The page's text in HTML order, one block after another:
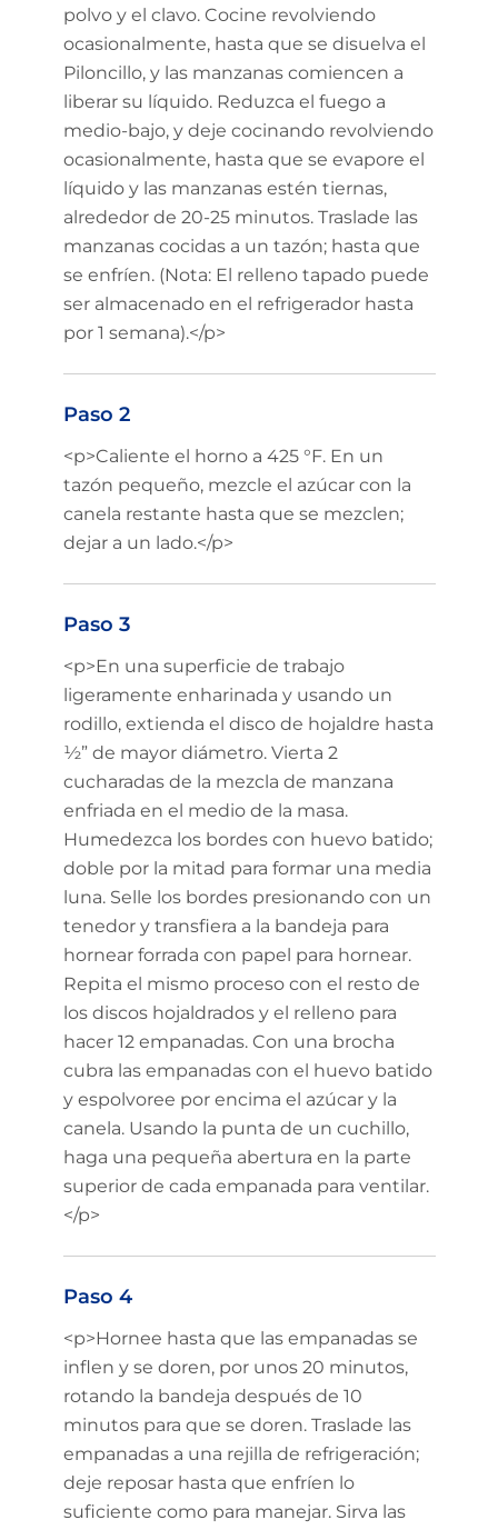
polvo y el clavo. Cocine revolviendo
ocasionalmente, hasta que se disuelva el
Piloncillo, y las manzanas comiencen a
liberar su líquido. Reduzca el fuego a
medio-bajo, y deje cocinando revolviendo
ocasionalmente, hasta que se evapore el
líquido y las manzanas estén tiernas,
alrededor de 20-25 minutos. Traslade las
manzanas cocidas a un tazón; hasta que
se enfríen. (Nota: El relleno tapado puede
ser almacenado en el refrigerador hasta
por 1 semana).</p>
Paso 2
<p>Caliente el horno a 425 °F. En un
tazón pequeño, mezcle el azúcar con la
canela restante hasta que se mezclen;
dejar a un lado.</p>
Paso 3
<p>En una superficie de trabajo
ligeramente enharinada y usando un
rodillo, extienda el disco de hojaldre hasta
½” de mayor diámetro. Vierta 2
cucharadas de la mezcla de manzana
enfriada en el medio de la masa.
Humedezca los bordes con huevo batido;
doble por la mitad para formar una media
luna. Selle los bordes presionando con un
tenedor y transfiera a la bandeja para
hornear forrada con papel para hornear.
Repita el mismo proceso con el resto de
los discos hojaldrados y el relleno para
hacer 12 empanadas. Con una brocha
cubra las empanadas con el huevo batido
y espolvoree por encima el azúcar y la
canela. Usando la punta de un cuchillo,
haga una pequeña abertura en la parte
superior de cada empanada para ventilar.
</p>
Paso 4
<p>Hornee hasta que las empanadas se
inflen y se doren, por unos 20 minutos,
rotando la bandeja después de 10
minutos para que se doren. Traslade las
empanadas a una rejilla de refrigeración;
deje reposar hasta que enfríen lo
suficiente como para manejar. Sirva las